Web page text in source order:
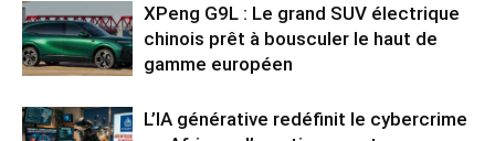
XPeng G9L : Le grand SUV électrique
chinois prêt à bousculer le haut de
gamme européen
L’IA générative redéfinit le cybercrime